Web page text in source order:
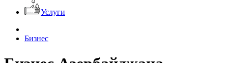
Услуги
Бизнес